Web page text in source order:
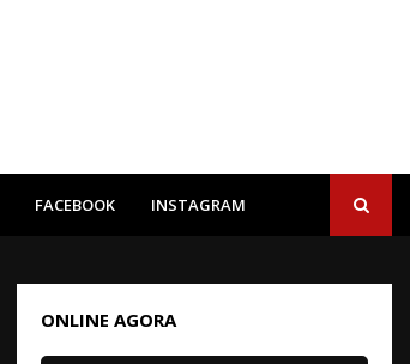
FACEBOOK INSTAGRAM
ONLINE AGORA